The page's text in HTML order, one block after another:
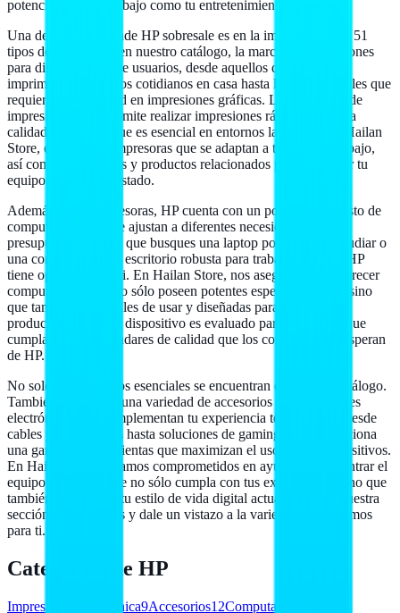
potenciar tanto tu trabajo como tu entretenimiento.
Una de las áreas donde HP sobresale es en la impresión. Con 51
tipos de impresoras en nuestro catálogo, la marca ofrece opciones
para distintos tipos de usuarios, desde aquellos que necesitan
imprimen documentos cotidianos en casa hasta los profesionales que
requieren alta calidad en impresiones gráficas. La tecnología de
impresión de HP permite realizar impresiones rápidas y de alta
calidad, eficiencia que es esencial en entornos laborales. En Hailan
Store, encontrarás impresoras que se adaptan a tu flujo de trabajo,
así como los insumos y productos relacionados para mantener tu
equipo en perfecto estado.
Además de las impresoras, HP cuenta con un portafolio robusto de
computadoras que se ajustan a diferentes necesidades y
presupuestos. Ya sea que busques una laptop portátil para estudiar o
una computadora de escritorio robusta para trabajo creativo, HP
tiene opciones para ti. En Hailan Store, nos aseguramos de ofrecer
computadoras que no sólo poseen potentes especificaciones, sino
que también son fáciles de usar y diseñadas para optimizar tu
productividad. Cada dispositivo es evaluado para garantizar que
cumpla con los estándares de calidad que los consumidores esperan
de HP.
No solo los productos esenciales se encuentran en nuestro catálogo.
También ofrecemos una variedad de accesorios y componentes
electrónicos que complementan tu experiencia tecnológica. Desde
cables y adaptadores hasta soluciones de gaming, HP proporciona
una gama de herramientas que maximizan el uso de sus dispositivos.
En Hailan Store, estamos comprometidos en ayudarte a encontrar el
equipo adecuado que no sólo cumpla con tus expectativas, sino que
también se adapte a tu estilo de vida digital actual. Explora nuestra
sección de productos y dale un vistazo a la variedad que tenemos
para ti.
Categorías de HP
Impresión Electrónica9Accesorios12Computadoras